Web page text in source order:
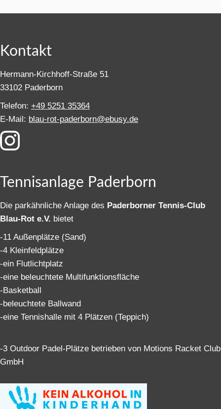
Kontakt
Hermann-Kirchhoff-Straße 51
33102 Paderborn
Telefon: +49 5251 35364
E-Mail: blau-rot-paderborn@ebusy.de
Tennisanlage Paderborn
Die parkähnliche Anlage des Paderborner Tennis-Club
Blau-Rot e.V. bietet
-11 Außenplätze (Sand)
-4 Kleinfeldplätze
-ein Flutlichtplatz
-eine beleuchtete Multifunktionsfläche
-Basketball
-beleuchtete Ballwand
-eine Tennishalle mit 4 Plätzen (Teppich)
-3 Outdoor Padel-Plätze betrieben von Motions Racket Club
GmbH